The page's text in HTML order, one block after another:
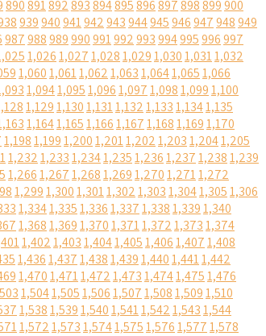
890891892893894895896897898899900
939940941942943944945946947948949
987988989990991992993994995996997
1,0261,0271,0281,0291,0301,0311,032
1,0601,0611,0621,0631,0641,0651,066
1,0941,0951,0961,0971,0981,0991,100
1,1291,1301,1311,1321,1331,1341,135
1,1641,1651,1661,1671,1681,1691,170
1,1981,1991,2001,2011,2021,2031,2041,205
1,2321,2331,2341,2351,2361,2371,2381,239
1,2661,2671,2681,2691,2701,2711,272
1,2991,3001,3011,3021,3031,3041,3051,306
1,3341,3351,3361,3371,3381,3391,340
1,3681,3691,3701,3711,3721,3731,374
1,4021,4031,4041,4051,4061,4071,408
1,4361,4371,4381,4391,4401,4411,442
1,4701,4711,4721,4731,4741,4751,476
1,5041,5051,5061,5071,5081,5091,510
1,5381,5391,5401,5411,5421,5431,544
1,5721,5731,5741,5751,5761,5771,578